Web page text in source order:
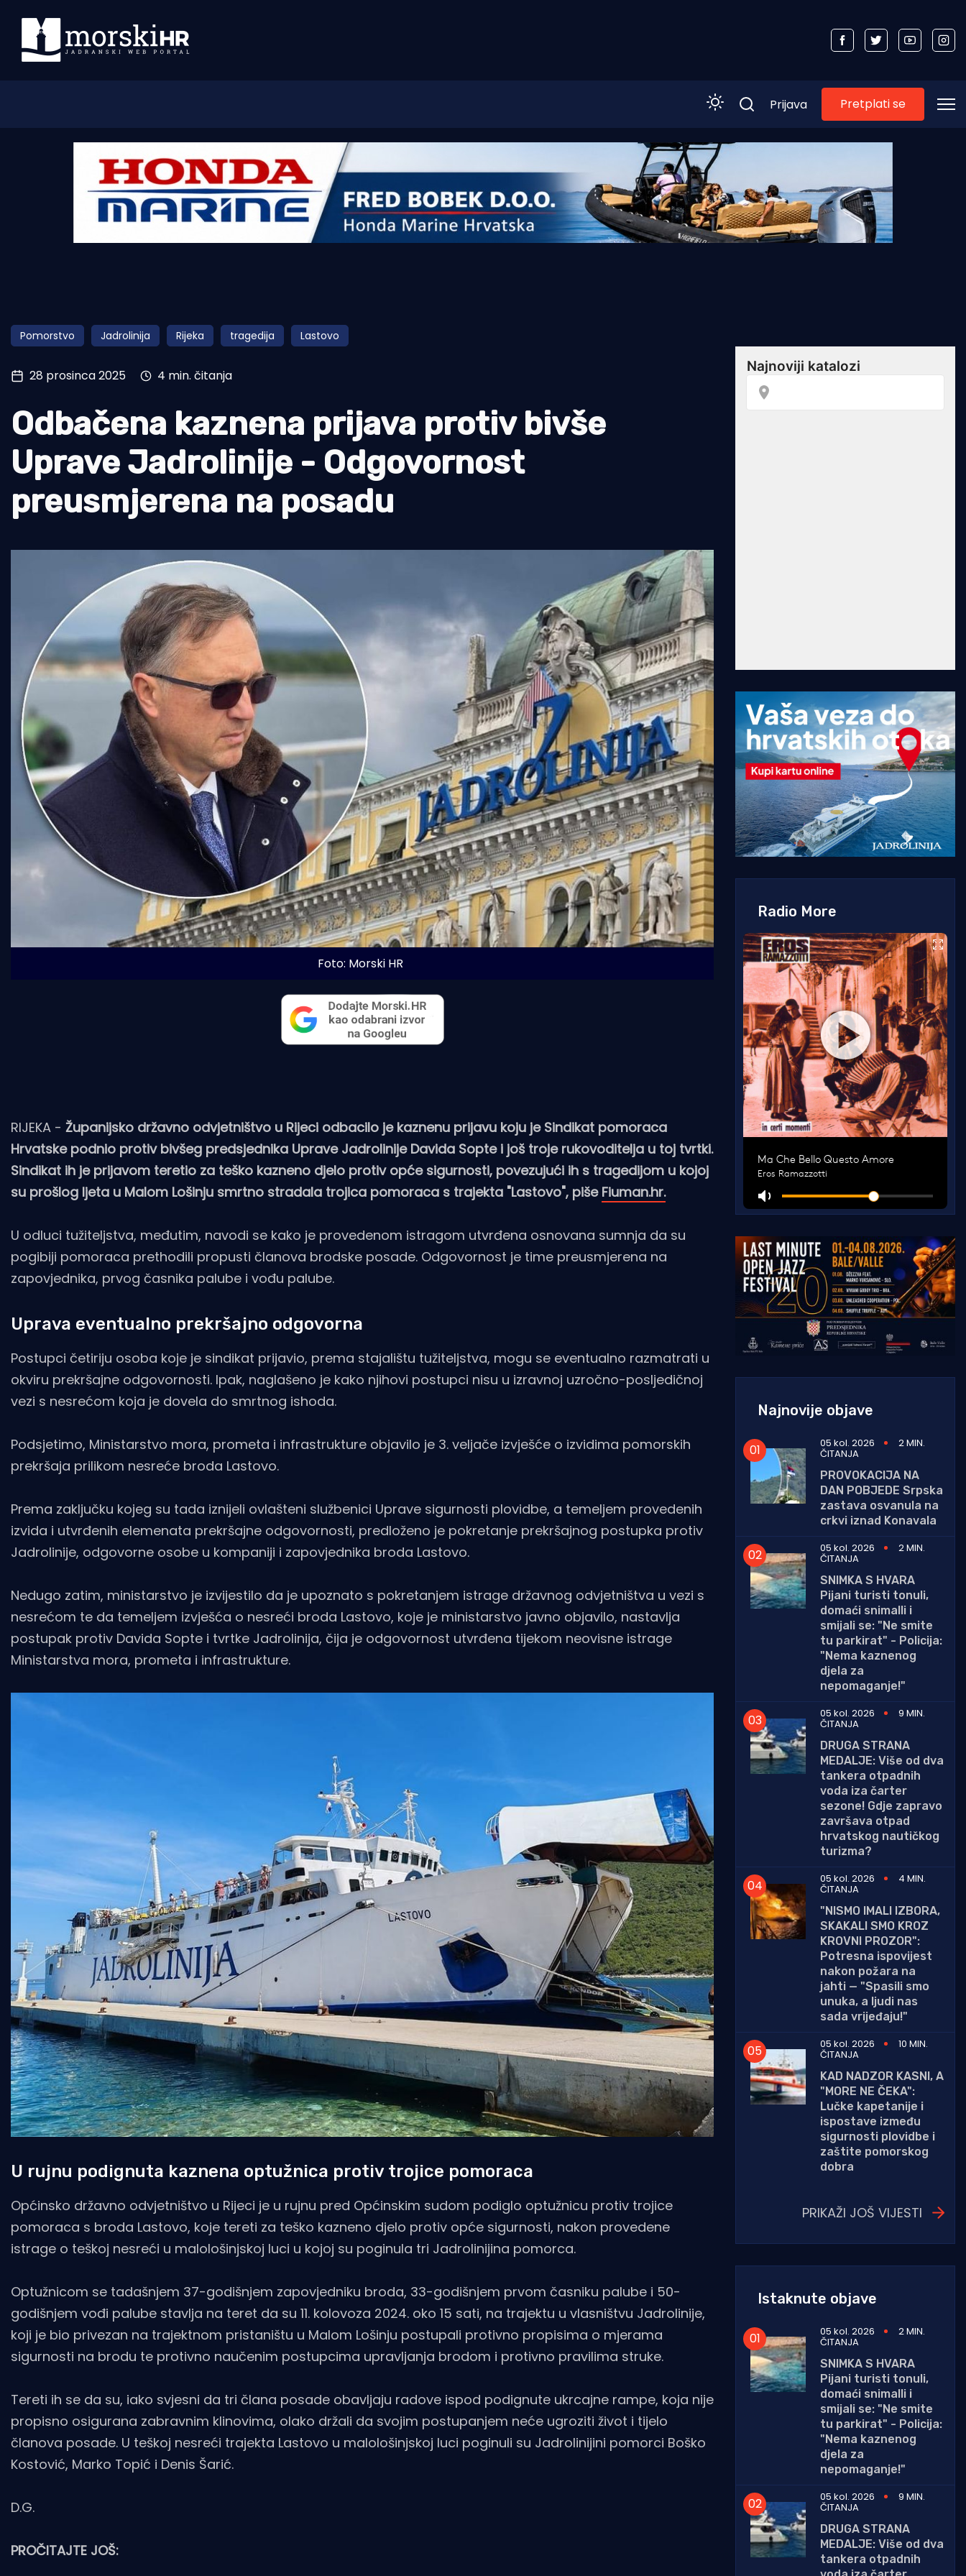
Morski plus
Pomorstvo
Ribolov
Tradicija i kultura
Prijava Pretplati se
Pomorstvo Jadrolinija Rijeka tragedija Lastovo
28 prosinca 2025 4 min. čitanja
Odbačena kaznena prijava protiv bivše
Uprave Jadrolinije - Odgovornost
preusmjerena na posadu
Foto: Morski HR
RIJEKA - Županijsko državno odvjetništvo u Rijeci odbacilo je kaznenu prijavu koju je Sindikat pomoraca
Hrvatske podnio protiv bivšeg predsjednika Uprave Jadrolinije Davida Sopte i još troje rukovoditelja u toj tvrtki.
Sindikat ih je prijavom teretio za teško kazneno djelo protiv opće sigurnosti, povezujući ih s tragedijom u kojoj
su prošlog ljeta u Malom Lošinju smrtno stradala trojica pomoraca s trajekta "Lastovo", piše Fiuman.hr.
U odluci tužiteljstva, međutim, navodi se kako je provedenom istragom utvrđena osnovana sumnja da su
pogibiji pomoraca prethodili propusti članova brodske posade. Odgovornost je time preusmjerena na
zapovjednika, prvog časnika palube i vođu palube.
Uprava eventualno prekršajno odgovorna
Postupci četiriju osoba koje je sindikat prijavio, prema stajalištu tužiteljstva, mogu se eventualno razmatrati u
okviru prekršajne odgovornosti. Ipak, naglašeno je kako njihovi postupci nisu u izravnoj uzročno-posljedičnoj
vezi s nesrećom koja je dovela do smrtnog ishoda.
Podsjetimo, Ministarstvo mora, prometa i infrastrukture objavilo je 3. veljače izvješće o izvidima pomorskih
prekršaja prilikom nesreće broda Lastovo.
Prema zaključku kojeg su tada iznijeli ovlašteni službenici Uprave sigurnosti plovidbe, a temeljem provedenih
izvida i utvrđenih elemenata prekršajne odgovornosti, predloženo je pokretanje prekršajnog postupka protiv
Jadrolinije, odgovorne osobe u kompaniji i zapovjednika broda Lastovo.
Nedugo zatim, ministarstvo je izvijestilo da je upoznato s pokretanjem istrage državnog odvjetništva u vezi s
nesrećom te da temeljem izvješća o nesreći broda Lastovo, koje je ministarstvo javno objavilo, nastavlja
postupak protiv Davida Sopte i tvrtke Jadrolinija, čija je odgovornost utvrđena tijekom neovisne istrage
Ministarstva mora, prometa i infrastrukture.
U rujnu podignuta kaznena optužnica protiv trojice pomoraca
Općinsko državno odvjetništvo u Rijeci je u rujnu pred Općinskim sudom podiglo optužnicu protiv trojice
pomoraca s broda Lastovo, koje tereti za teško kazneno djelo protiv opće sigurnosti, nakon provedene
istrage o teškoj nesreći u malološinjskoj luci u kojoj su poginula tri Jadrolinijina pomorca.
Optužnicom se tadašnjem 37-godišnjem zapovjedniku broda, 33-godišnjem prvom časniku palube i 50-
godišnjem vođi palube stavlja na teret da su 11. kolovoza 2024. oko 15 sati, na trajektu u vlasništvu Jadrolinije,
koji je bio privezan na trajektnom pristaništu u Malom Lošinju postupali protivno propisima o mjerama
sigurnosti na brodu te protivno naučenim postupcima upravljanja brodom i protivno pravilima struke.
Tereti ih se da su, iako svjesni da tri člana posade obavljaju radove ispod podignute ukrcajne rampe, koja nije
propisno osigurana zabravnim klinovima, olako držali da svojim postupanjem neće ugroziti život i tijelo
članova posade. U teškoj nesreći trajekta Lastovo u malološinjskoj luci poginuli su Jadrolinijini pomorci Boško
Kostović, Marko Topić i Denis Šarić.
D.G.
PROČITAJTE JOŠ:
Radio More
Najnovije objave
05 kol. 2026 2 MIN.
ČITANJA
PROVOKACIJA NA
DAN POBJEDE Srpska
zastava osvanula na
crkvi iznad Konavala
05 kol. 2026
2 MIN.
ČITANJA
SNIMKA S HVARA
Pijani turisti tonuli,
domaći snimalli i
smijali se: "Ne smite
tu parkirat" - Policija:
"Nema kaznenog
djela za
nepomaganje!"
05 kol. 2026
9 MIN.
ČITANJA
DRUGA STRANA
MEDALJE: Više od dva
tankera otpadnih
voda iza čarter
sezone! Gdje zapravo
završava otpad
hrvatskog nautičkog
turizma?
05 kol. 2026
4 MIN.
ČITANJA
"NISMO IMALI IZBORA,
SKAKALI SMO KROZ
KROVNI PROZOR":
Potresna ispovijest
nakon požara na
jahti — "Spasili smo
unuka, a ljudi nas
sada vrijeđaju!"
05 kol. 2026
10 MIN.
ČITANJA
KAD NADZOR KASNI, A
"MORE NE ČEKA":
Lučke kapetanije i
ispostave između
sigurnosti plovidbe i
zaštite pomorskog
dobra
PRIKAŽI JOŠ VIJESTI
Istaknute objave
05 kol. 2026 2 MIN.
ČITANJA
SNIMKA S HVARA
Pijani turisti tonuli,
domaći snimalli i
smijali se: "Ne smite
tu parkirat" - Policija:
"Nema kaznenog
djela za
nepomaganje!"
05 kol. 2026
9 MIN.
ČITANJA
DRUGA STRANA
MEDALJE: Više od dva
tankera otpadnih